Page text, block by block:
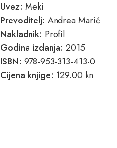
Uvez: Meki
Prevoditelj: Andrea Marić
Nakladnik: Profil
Godina izdanja: 2015
ISBN: 978-953-313-413-0
Cijena knjige: 129.00 kn